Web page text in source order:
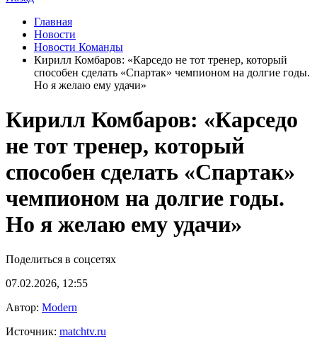
Главная
Новости
Новости Команды
Кирилл Комбаров: «Карседо не тот тренер, который
способен сделать «Спартак» чемпионом на долгие годы.
Но я желаю ему удачи»
Кирилл Комбаров: «Карседо
не тот тренер, который
способен сделать «Спартак»
чемпионом на долгие годы.
Но я желаю ему удачи»
Поделиться в соцсетях
07.02.2026, 12:55
Автор: Modern
Источник: matchtv.ru